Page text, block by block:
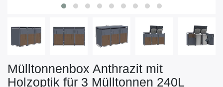
Mülltonnenbox Anthrazit mit
Holzoptik für 3 Mülltonnen 240L